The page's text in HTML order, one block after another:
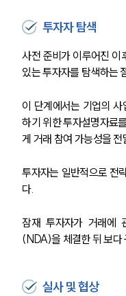
투자자 탐색
사전 준비가 이루어진 이
있는 투자자를 탐색하는
이 단계에서는 기업의
하기 위한 투자설명자료
게 거래 참여 가능성을 전
투자자는 일반적으로 전
다.
잠재 투자자가 거래에
(NDA)을 체결한 뒤 보다
실사 및 협상